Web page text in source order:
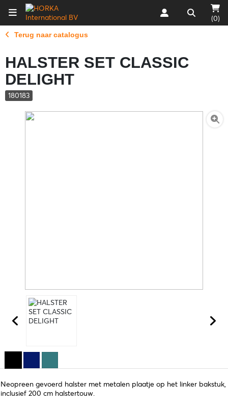
(0)
Terug naar catalogus
HALSTER SET CLASSIC
DELIGHT
180183
Neopreen gevoerd halster met metalen plaatje op het linker bakstuk,
inclusief 200 cm halstertouw.